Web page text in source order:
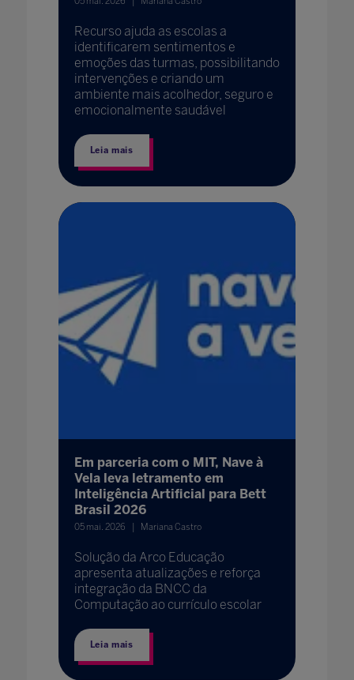
Recurso ajuda as escolas a
identificarem sentimentos e
emoções das turmas, possibilitando
intervenções e criando um
ambiente mais acolhedor, seguro e
emocionalmente saudável
Leia mais
Em parceria com o MIT, Nave à
Vela leva letramento em
Inteligência Artificial para Bett
Brasil 2026
05 mai. 2026 Mariana Castro
Solução da Arco Educação
apresenta atualizações e reforça
integração da BNCC da
Computação ao currículo escolar
Leia mais